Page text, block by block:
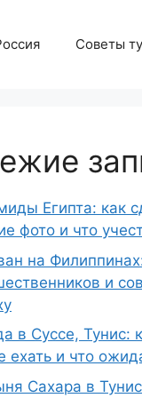
Советы
Египта: как
фото и что
на
и
в Суссе, Тунис:
ехать и что
Сахара в